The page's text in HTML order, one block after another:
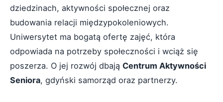
dziedzinach, aktywności społecznej oraz
budowania relacji międzypokoleniowych.
Uniwersytet ma bogatą ofertę zajęć, która
odpowiada na potrzeby społeczności i wciąż się
poszerza. O jej rozwój dbają Centrum Aktywności
Seniora, gdyński samorząd oraz partnerzy.